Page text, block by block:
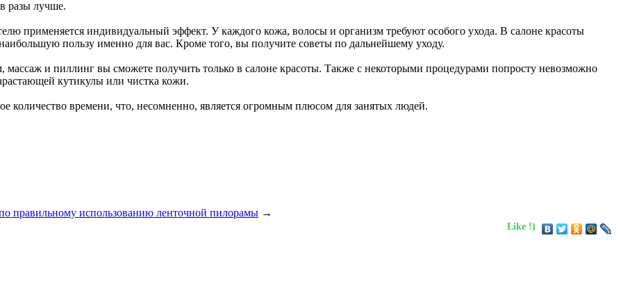
разы лучше.
применяется индивидуальный эффект. У каждого кожа, волосы и организм требуют особого ухода. В салоне красоты
пользу именно для вас. Кроме того, вы получите советы по дальнейшему уходу.
и пиллинг вы сможете получить только в салоне красоты. Также с некоторыми процедурами попросту невозможно
кутикулы или чистка кожи.
количество времени, что, несомненно, является огромным плюсом для занятых людей.
правильному использованию ленточной пилорамы →
Like !)